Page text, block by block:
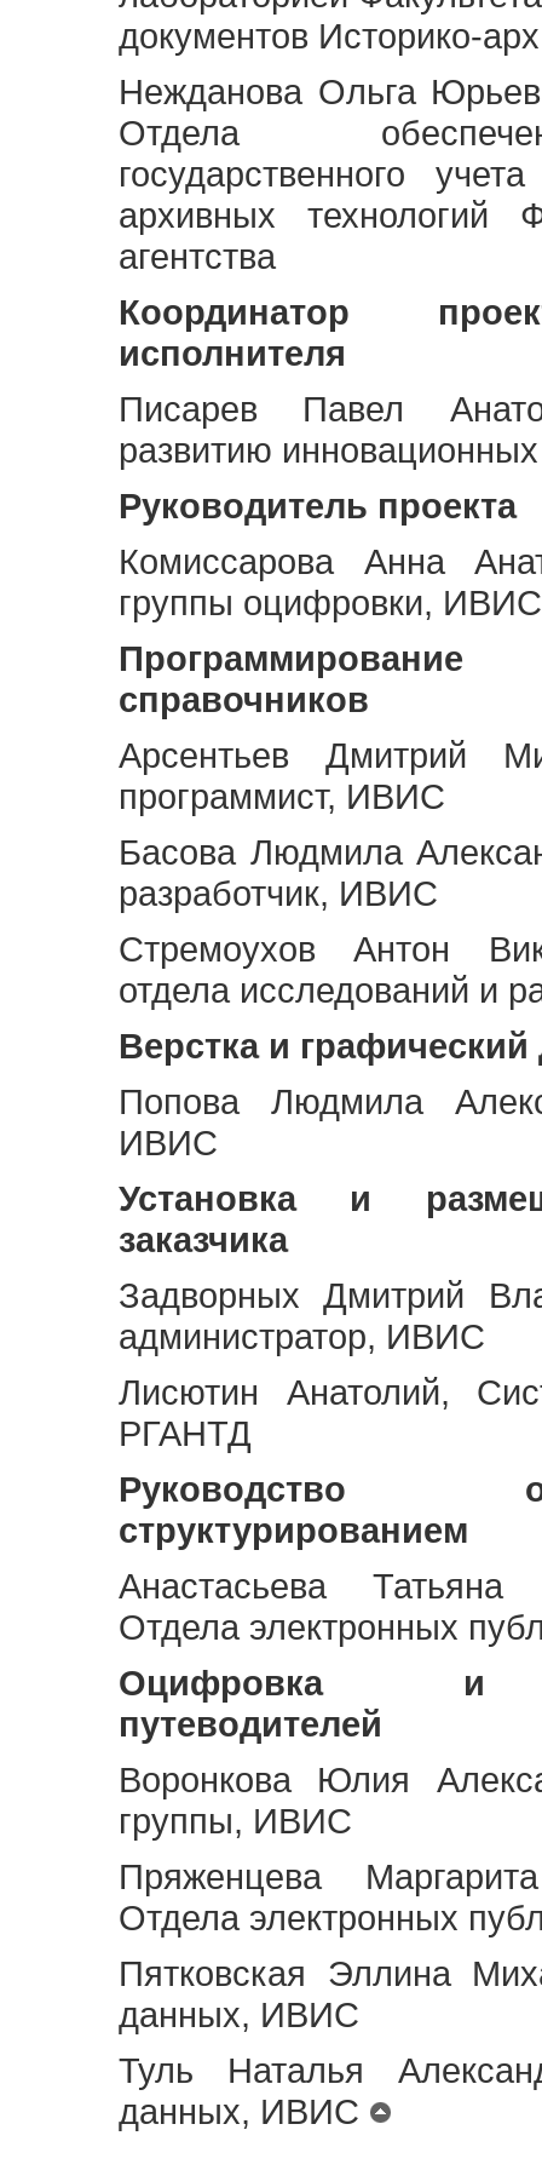
документов Историко-
Нежданова Ольга
Отдела
государственного
архивных технологий
агентства
Координатор
исполнителя
Писарев Павел
развитию
Руководитель проекта
Комиссарова Анна
группы оцифровки, ИВИС
Программирование
справочников
Арсентьев Дмитрий
программист, ИВИС
Басова Людмила
разработчик, ИВИС
Стремоухов Антон
отдела исследований и
Верстка и графический
Попова Людмила
ИВИС
Установка и
заказчика
Задворных Дмитрий
администратор, ИВИС
Лисютин Анатолий,
РГАНТД
Руководство
структурированием
Анастасьева Татьяна
Отдела электронных
Оцифровка и
путеводителей
Воронкова Юлия
группы, ИВИС
Пряженцева
Отдела электронных
Пятковская Эллина
данных, ИВИС
Туль Наталья
данных, ИВИС